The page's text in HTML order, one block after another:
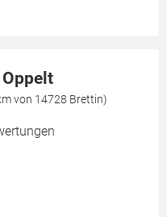
von 14728 Brettin)